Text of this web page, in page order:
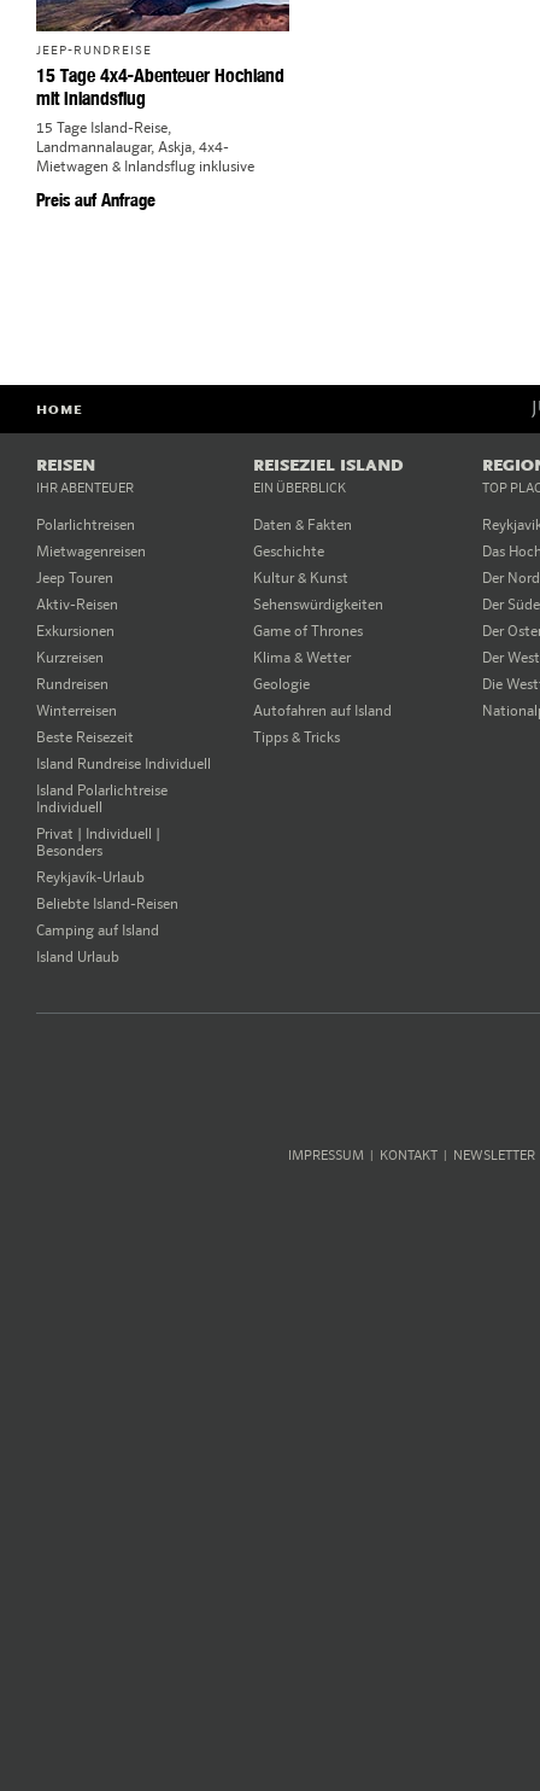
JEEP-RUNDREISE
15 Tage 4x4-Abenteuer Hochland
mit Inlandsflug
15 Tage Island-Reise,
Landmannalaugar, Askja, 4x4-
Mietwagen & Inlandsflug inklusive
Preis auf Anfrage
HOME
REISEN
IHR ABENTEUER
Polarlichtreisen
Mietwagenreisen
Jeep Touren
Aktiv-Reisen
Exkursionen
Kurzreisen
Rundreisen
Winterreisen
Beste Reisezeit
Island Rundreise Individuell
Island Polarlichtreise
Individuell
Privat | Individuell |
Besonders
Reykjavík-Urlaub
Beliebte Island-Reisen
Camping auf Island
Island Urlaub
REISEZIEL ISLAND
EIN ÜBERBLICK
Daten & Fakten
Geschichte
Kultur & Kunst
Sehenswürdigkeiten
Game of Thrones
Klima & Wetter
Geologie
Autofahren auf Island
Tipps & Tricks
TOP
Das
Der
Der
Der
Der
Die
IMPRESSUM KONTAKT NEWSLETTER